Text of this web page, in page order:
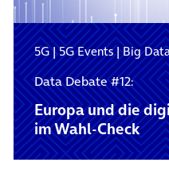
5G|5G Events|Big
Data Debate #12:
Europa und die
im Wahl-Check